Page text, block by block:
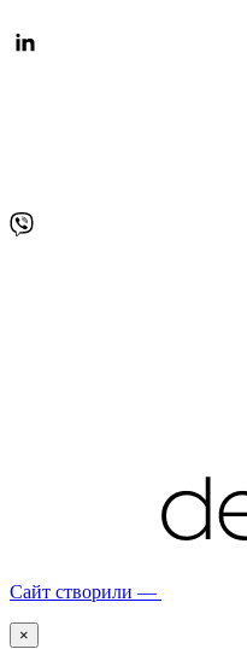
Сайт створили —
×